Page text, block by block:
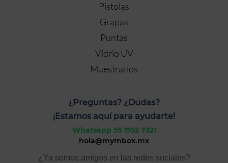
Pistolas
Grapas
Puntas
Vidrio UV
Muestrarios
¿Preguntas? ¿Dudas?
¡Estamos aquí para ayudarte!
Whatsapp 55 1952 7321
hola@mymbox.mx
¿Ya somos amigos en las redes sociales?